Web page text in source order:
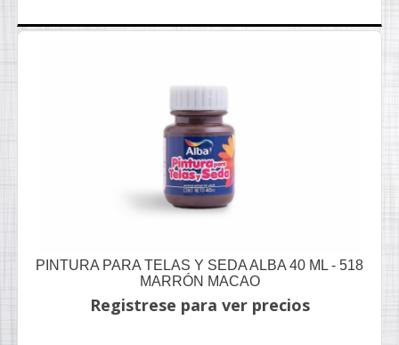
PINTURA PARA TELAS Y SEDA ALBA 40 ML - 518
MARRÓN MACAO
Registrese para ver precios